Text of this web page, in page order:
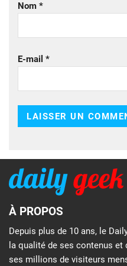
Nom *
E-mail *
À PROPOS
Depuis plus de 10 ans, le
la qualité de ses contenus
ses millions de visiteurs